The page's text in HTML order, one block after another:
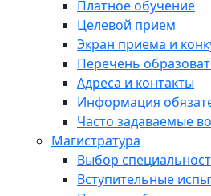
Платное обучение
Целевой прием
Экран приема и
Перечень
Адреса и контакты
Информация
Часто задаваемые
Магистратура
Выбор
Вступительные